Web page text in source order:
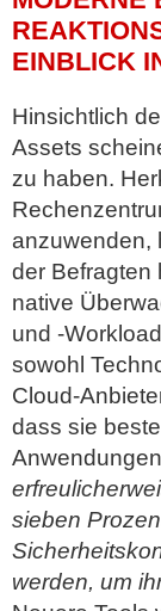
EINBLICK
Hinsichtlich
Assets
zu haben.
anzuwenden,
der Befragten
native
und -
sowohl
Cloud-
dass sie
sieben
werden, um